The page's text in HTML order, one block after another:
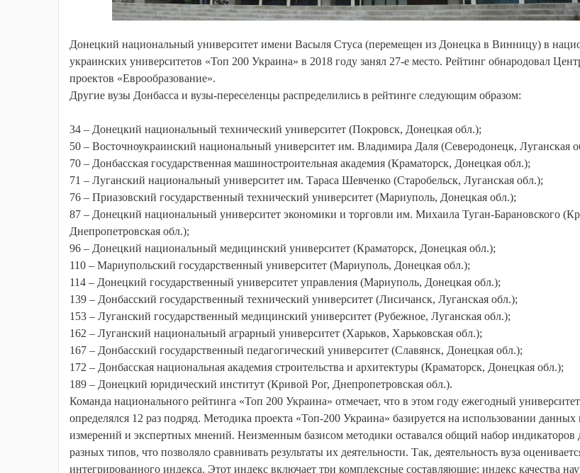
Донецкий национальный университет имени Васыля Стуса (перемещен из Донецка в Винницу) в
украинских университетов «Топ 200 Украина» в 2018 году занял 27-е место. Рейтинг обнародовал
проектов «Еврообразование».
Другие вузы Донбасса и вузы-переселенцы распределились в рейтинге следующим образом:
34 – Донецкий национальный технический университет (Покровск, Донецкая обл.);
50 – Восточноукраинский национальный университет им. Владимира Даля (Северодонецк, Луганская
70 – Донбасская государственная машиностроительная академия (Краматорск, Донецкая обл.);
71 – Луганский национальный университет им. Тараса Шевченко (Старобельск, Луганская обл.);
76 – Приазовский государственный технический университет (Мариуполь, Донецкая обл.);
87 – Донецкий национальный университет экономики и торговли им. Михаила Туган-Барановского
Днепропетровская обл.);
96 – Донецкий национальный медицинский университет (Краматорск, Донецкая обл.);
110 – Мариупольский государственный университет (Мариуполь, Донецкая обл.);
114 – Донецкий государственный университет управления (Мариуполь, Донецкая обл.);
139 – Донбасский государственный технический университет (Лисичанск, Луганская обл.);
153 – Луганский государственный медицинский университет (Рубежное, Луганская обл.);
162 – Луганский национальный аграрный университет (Харьков, Харьковская обл.);
167 – Донбасский государственный педагогический университет (Славянск, Донецкая обл.);
172 – Донбасская национальная академия строительства и архитектуры (Краматорск, Донецкая обл.);
189 – Донецкий юридический институт (Кривой Рог, Днепропетровская обл.).
Команда национального рейтинга «Топ 200 Украина» отмечает, что в этом году ежегодный
определялся 12 раз подряд. Методика проекта «Топ-200 Украина» базируется на использовании
измерений и экспертных мнений. Неизменным базисом методики оставался общий набор индикаторов
разных типов, что позволяло сравнивать результаты их деятельности. Так, деятельность вуза
интегрированного индекса. Этот индекс включает три комплексные составляющие: индекс качества